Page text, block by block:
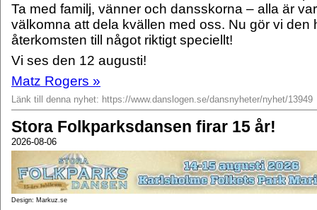
Ta med familj, vänner och dansskorna – alla är
välkomna att dela kvällen med oss. Nu gör vi den
återkomsten till något riktigt speciellt!
Vi ses den 12 augusti!
Matz Rogers »
Länk till denna nyhet: https://www.danslogen.se/dansnyheter/nyhet/13949
Stora Folkparksdansen firar 15 år!
2026-08-06
Design: Markuz.se